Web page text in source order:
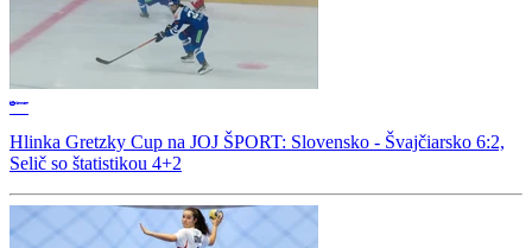
Hlinka Gretzky Cup na JOJ ŠPORT: Slovensko - Švajčiarsko 6:2,
Selič so štatistikou 4+2